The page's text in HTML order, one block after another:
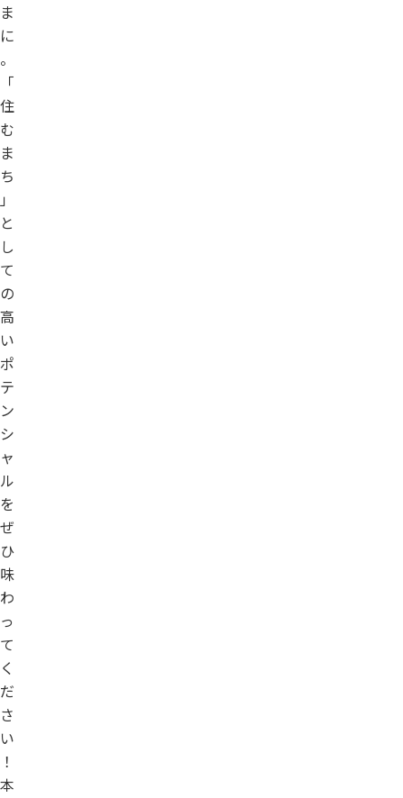
ま
に
。
「
住
む
ま
ち
」
と
し
て
の
高
い
ポ
テ
ン
シ
ャ
ル
を
ぜ
ひ
味
わ
っ
て
く
だ
さ
い
！
本